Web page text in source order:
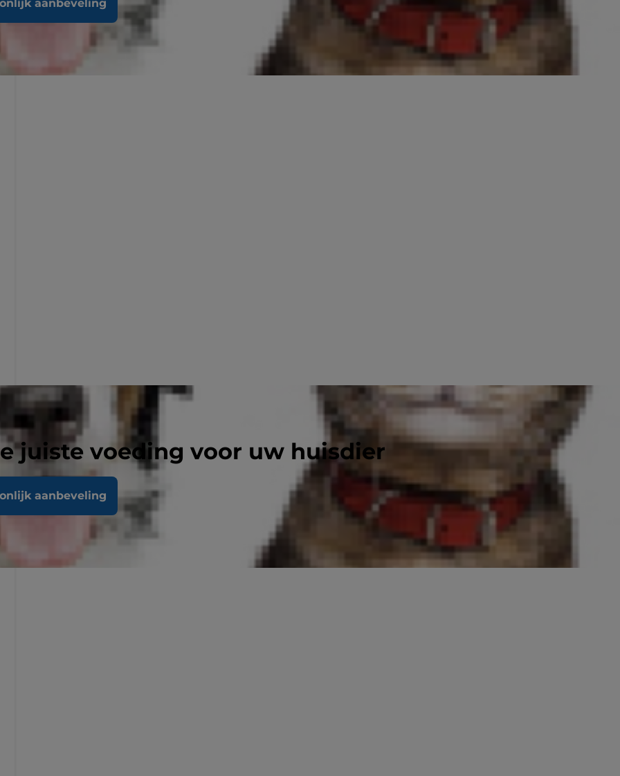
aanbeveling
juiste voeding voor uw huisdier
aanbeveling